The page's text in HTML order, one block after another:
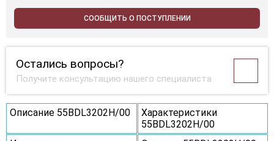
СООБЩИТЬ О ПОСТУПЛЕНИИ
Остались вопросы?
Получите консультацию нашего специалиста
Описание 55BDL3202H/00
Характеристики
55BDL3202H/00